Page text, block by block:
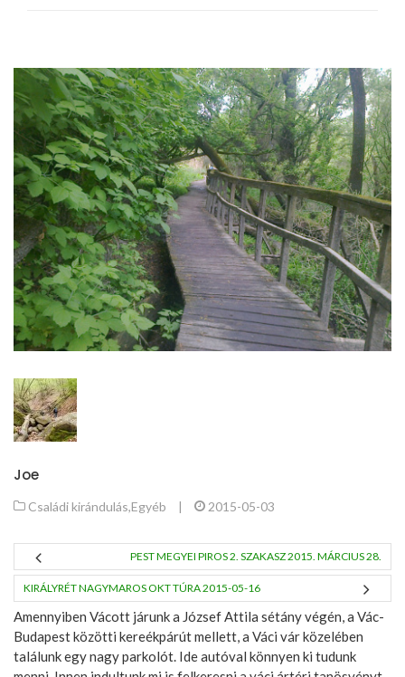
Joe
Családi kirándulás,Egyéb 2015-05-03
PEST MEGYEI PIROS 2. SZAKASZ 2015. MÁRCIUS 28.
KIRÁLYRÉT NAGYMAROS OKT TÚRA 2015-05-16
Amennyiben Vácott járunk a József Attila sétány végén, a Vác-
Budapest közötti kereékpárút mellett, a Váci vár közelében
találunk egy nagy parkolót. Ide autóval könnyen ki tudunk